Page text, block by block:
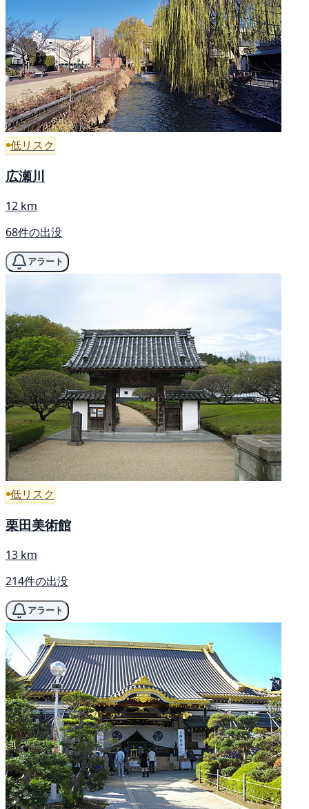
低リスク
広瀬川
12 km
68件の出没
アラート
低リスク
栗田美術館
13 km
214件の出没
アラート